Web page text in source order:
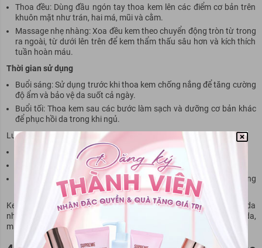
Thoa đều: Dùng đầu ngón tay thoa kem lên các điểm cơ bản trên
khuôn mặt như trán, hai má, mũi và cằm.
Massage nhẹ nhàng: Xoa đều kem theo chuyển động tròn từ trong
ra ngoài, từ dưới lên trên để kem thẩm thấu sâu hơn và kích thích
tuần hoàn máu.
Thời gian sử dụng
Buổi sáng: Sử dụng trước khi thoa kem chống nắng để tăng cường
độ ẩm và bảo vệ da suốt cả ngày.
Buổi tối: Thoa kem sau các bước làm sạch và dưỡng cơ bản khác
để phục hồi da trong khi ngủ.
Lưu ý quan trọng:
Dùng kem mỗi ngày, cả sáng và tối, để đạt hiệu quả tối ưu.
Tránh thoa lên vùng da bị tổn thương hoặc kích ứng nặng.
Bảo quản sản phẩm ở nơi khô ráo, thoáng mát, tránh ánh nắng
Kem dưỡng Toleriane Sensitive phù hợp với mọi loại da, đặc biệt là da
nhạy cảm. Kiên trì sử dụng đều đặn sẽ giúp cải thiện tình trạng da,
mang lại làn da khỏe mạnh và mịn màng hơn.